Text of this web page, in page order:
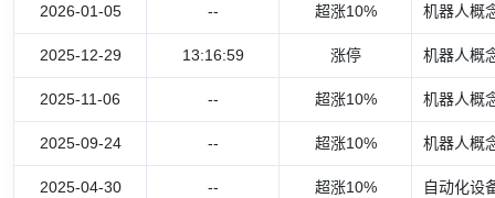
2026-01-05 -- 超涨10% 机器人概
2025-12-29 13:16:59 涨停 机器人概
2025-11-06 -- 超涨10% 机器人概
2025-09-24 -- 超涨10% 机器人概
2025-04-30 -- 超涨10% 自动化设